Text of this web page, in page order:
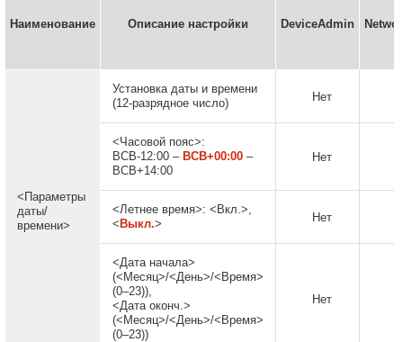
Наименование Описание настройки DeviceAdmin
<Параметры
даты/
времени>
Установка даты и времени
(12-разрядное число)
Нет
<Часовой пояс>:
ВСВ-12:00 – ВСВ+00:00 –
ВСВ+14:00
Нет
<Летнее время>: <Вкл.>,
< Выкл.> Нет
<Дата начала>
(<Месяц>/<День>/<Время>
(0–23)),
<Дата оконч.>
(<Месяц>/<День>/<Время>
(0–23))
Нет